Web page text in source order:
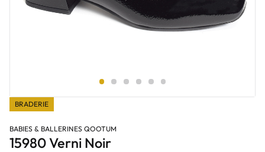
BRADERIE
BABIES & BALLERINES QOOTUM
15980 Verni Noir